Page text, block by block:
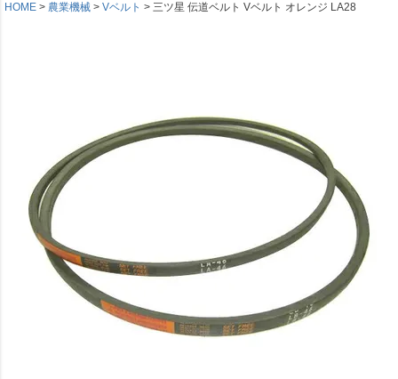
HOME
農業機械 Vベルト 三ツ星 伝道ベルト Vベルト オレンジ LA28